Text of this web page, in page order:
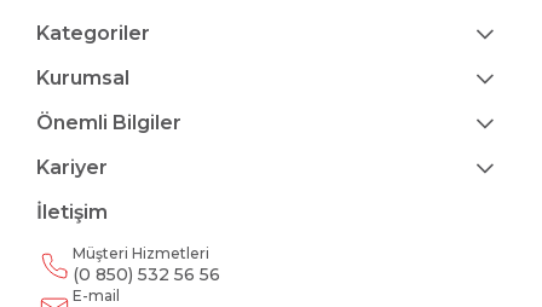
Kategoriler
Kurumsal
Önemli Bilgiler
Kariyer
İletişim
Müşteri Hizmetleri
(0 850) 532 56 56
E-mail